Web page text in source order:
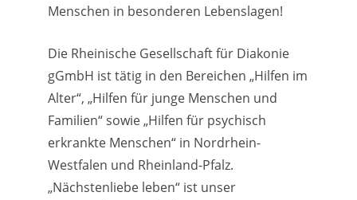
Menschen in besonderen Lebenslagen!
Die Rheinische Gesellschaft für Diakonie
gGmbH ist tätig in den Bereichen „Hilfen im
Alter“, „Hilfen für junge Menschen und
Familien“ sowie „Hilfen für psychisch
erkrankte Menschen“ in Nordrhein-
Westfalen und Rheinland-Pfalz.
„Nächstenliebe leben“ ist unser